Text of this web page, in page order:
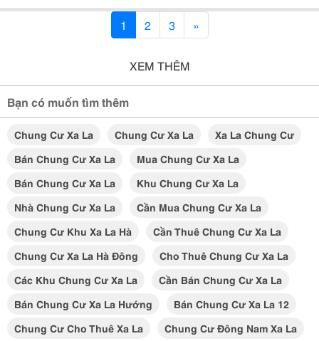
1 2 3 »
XEM THÊM
Bạn có muốn tìm thêm
Chung Cư Xa La Chung Cư Xa La
Xa La Chung Cư
Bán Chung Cư Xa La
Mua Chung Cư Xa La
Bán Chung Cư Xa La
Khu Chung Cư Xa La
Nhà Chung Cư Xa La
Cần Mua Chung Cư Xa La
Chung Cư Khu Xa La Hà
Cần Thuê Chung Cư Xa La
Chung Cư Xa La Hà Đông
Cho Thuê Chung Cư Xa La
Các Khu Chung Cư Xa La
Cần Bán Chung Cư Xa La
Bán Chung Cư Xa La Hướng
Bán Chung Cư Xa La 12
Chung Cư Cho Thuê Xa La
Chung Cư Đông Nam Xa La